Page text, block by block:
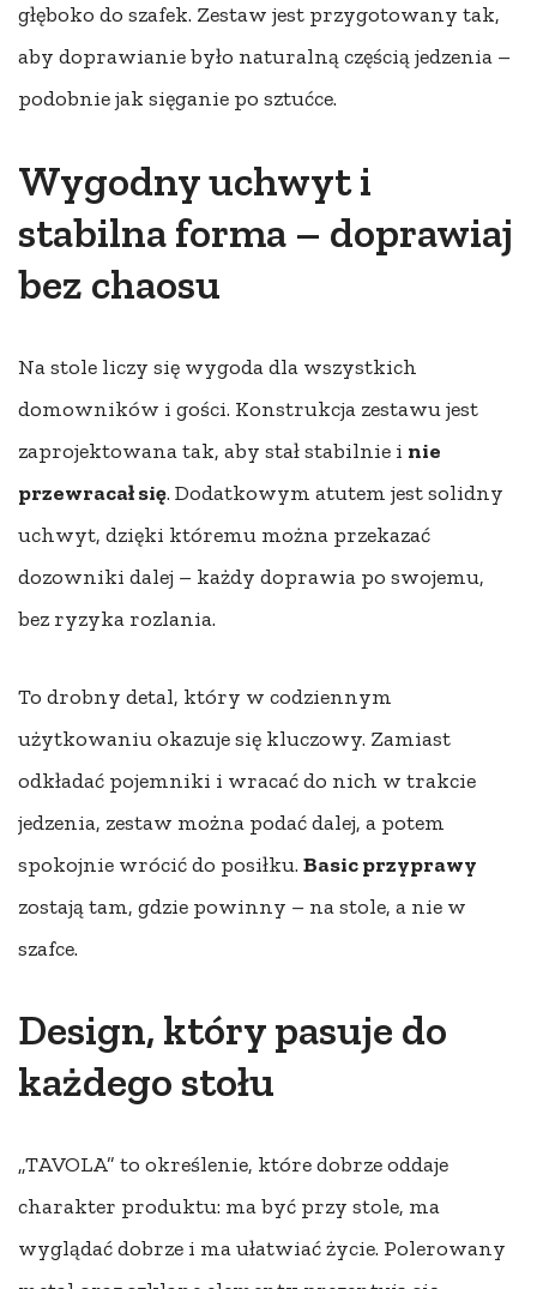
głęboko do szafek. Zestaw jest przygotowany tak,
aby doprawianie było naturalną częścią jedzenia –
podobnie jak sięganie po sztućce.
Wygodny uchwyt i
stabilna forma – doprawiaj
bez chaosu
Na stole liczy się wygoda dla wszystkich
domowników i gości. Konstrukcja zestawu jest
zaprojektowana tak, aby stał stabilnie i nie
przewracał się. Dodatkowym atutem jest solidny
uchwyt, dzięki któremu można przekazać
dozowniki dalej – każdy doprawia po swojemu,
bez ryzyka rozlania.
To drobny detal, który w codziennym
użytkowaniu okazuje się kluczowy. Zamiast
odkładać pojemniki i wracać do nich w trakcie
jedzenia, zestaw można podać dalej, a potem
spokojnie wrócić do posiłku. Basic przyprawy
zostają tam, gdzie powinny – na stole, a nie w
szafce.
Design, który pasuje do
każdego stołu
„TAVOLA” to określenie, które dobrze oddaje
charakter produktu: ma być przy stole, ma
wyglądać dobrze i ma ułatwiać życie. Polerowany